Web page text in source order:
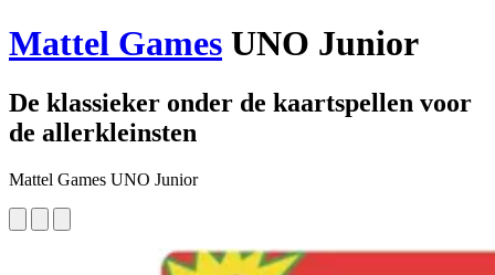
Mattel Games UNO Junior
De klassieker onder de kaartspellen voor
de allerkleinsten
Mattel Games UNO Junior